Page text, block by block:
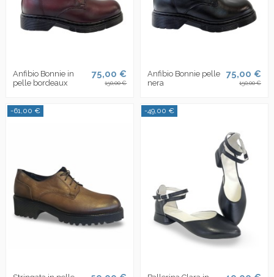
Anfibio Bonnie in
pelle bordeaux
75,00 €
150,00 €
Anfibio Bonnie pelle
nera
75,00 €
150,00 €
-61,00 € -49,00 €